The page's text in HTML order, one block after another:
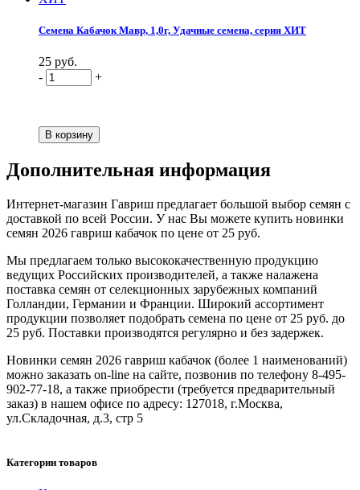
Семена Кабачок Мавр, 1,0г, Удачные семена, серия ХИТ
25 руб.
-
+
Дополнительная информация
Интернет-магазин Гавриш предлагает большой выбор семян с
доставкой по всей России. У нас Вы можете купить новинки
семян 2026 гавриш кабачок по цене от 25 руб.
Мы предлагаем только высококачественную продукцию
ведущих Российских производителей, а также налажена
поставка семян от селекционных зарубежных компаний
Голландии, Германии и Франции. Широкий ассортимент
продукции позволяет подобрать семена по цене от 25 руб. до
25 руб. Поставки производятся регулярно и без задержек.
Новинки семян 2026 гавриш кабачок (более 1 наименований)
можно заказать on-line на сайте, позвонив по телефону 8-495-
902-77-18, а также приобрести (требуется предварительный
заказ) в нашем офисе по адресу: 127018, г.Москва,
ул.Складочная, д.3, стр 5
Категории товаров